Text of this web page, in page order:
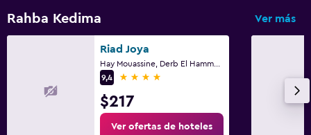
Ideal para familias
Piscina (para niños)
Rahba Kedima Ver más
Riad Joya
9,4
4 estrellas
$217
Ver ofertas de hoteles